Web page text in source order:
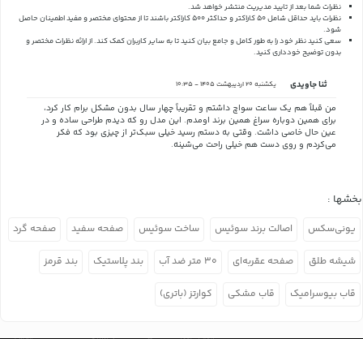
نظرات شما بعد از تایید مدیریت منتشر خواهد شد.
نظرات باید حداقل شامل 50 کاراکتر و حداکثر 500 کاراکتر باشند تا از محتوای مختصر و مفید اطمینان حاصل
شود.
سعی کنید نظر خود را به طور کامل و جامع بیان کنید تا به سایر کاربران کمک کند.از ارائه نظرات مختصر و
بدون توضیح خودداری کنید.
ثنا جاویدی یکشنبه 20 اردیبهشت 1405 - 10:35
من قبلاً هم یک ساعت سواچ داشتم و تقریباً چهار سال بدون مشکل برام کار کرد،
برای همین دوباره سراغ همین برند اومدم. این مدل رو که دیدم طراحی ساده و در
عین حال خاصی داشت. وقتی به دستم رسید خیلی سبک‌تر از چیزی بود که فکر
می‌کردم و روی دست هم خیلی راحت می‌شینه.
بخشها :
یونی‌سکس اصالت برند سوئیس ساخت سوئیس صفحه سفید صفحه گرد
شیشه طلق صفحه عقربه‌ای ۳۰ متر ضد آب بند پلاستیک بند قرمز
قاب بیوسرامیک قاب مشکی کوارتز (باتری)